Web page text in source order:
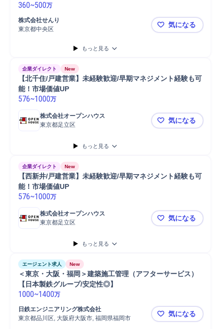
360~500万
株式会社せんり
東京都中央区
建築施工管
気になる
もっと見る
企業ダイレクト New
【北千住/戸建営業】未経験歓迎/早期マネジメント経験も可
能！市場価値UP
576~1000万
株式会社オープンハウス
東京都足立区
【北千住/戸
気になる
もっと見る
企業ダイレクト New
【西新井/戸建営業】未経験歓迎/早期マネジメント経験も可
能！市場価値UP
576~1000万
株式会社オープンハウス
東京都足立区
【西新井/戸
気になる
もっと見る
エージェント求人 New
＜東京・大阪・福岡＞建築施工管理（アフターサービス）
【日本製鉄グループ/安定性◎】
1000~1400万
日鉄エンジニアリング株式会社
東京都品川区, 大阪府大阪市, 福岡県福岡市
＜東京・大
気になる